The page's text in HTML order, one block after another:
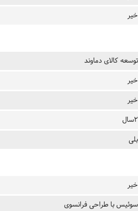
خیر
توسعه کالای دماوند
خیر
خیر
2سال
بلی
خیر
سوئیس با طراحی فرانسوی